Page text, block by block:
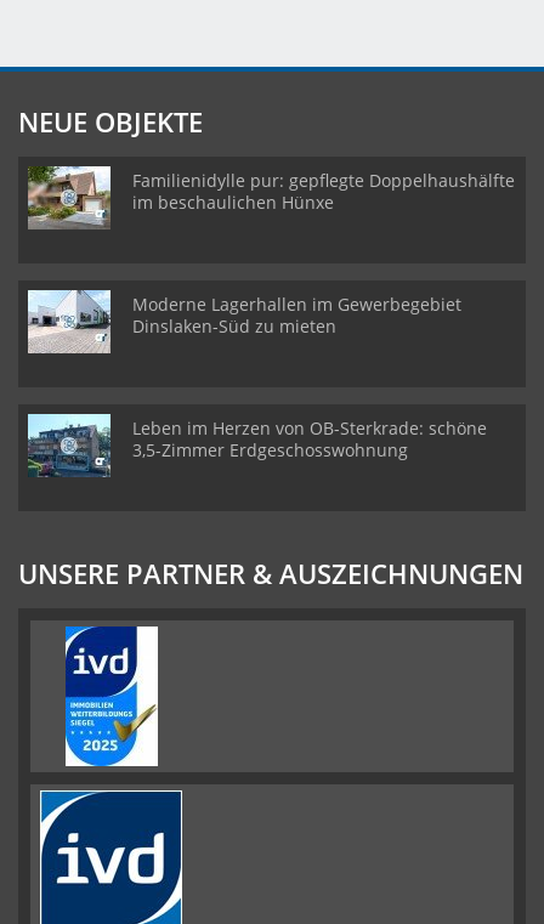
NEUE OBJEKTE
Familienidylle pur: gepflegte Doppelhaushälfte
im beschaulichen Hünxe
Moderne Lagerhallen im Gewerbegebiet
Dinslaken-Süd zu mieten
Leben im Herzen von OB-Sterkrade: schöne
3,5-Zimmer Erdgeschosswohnung
UNSERE PARTNER & AUSZEICHNUNGEN